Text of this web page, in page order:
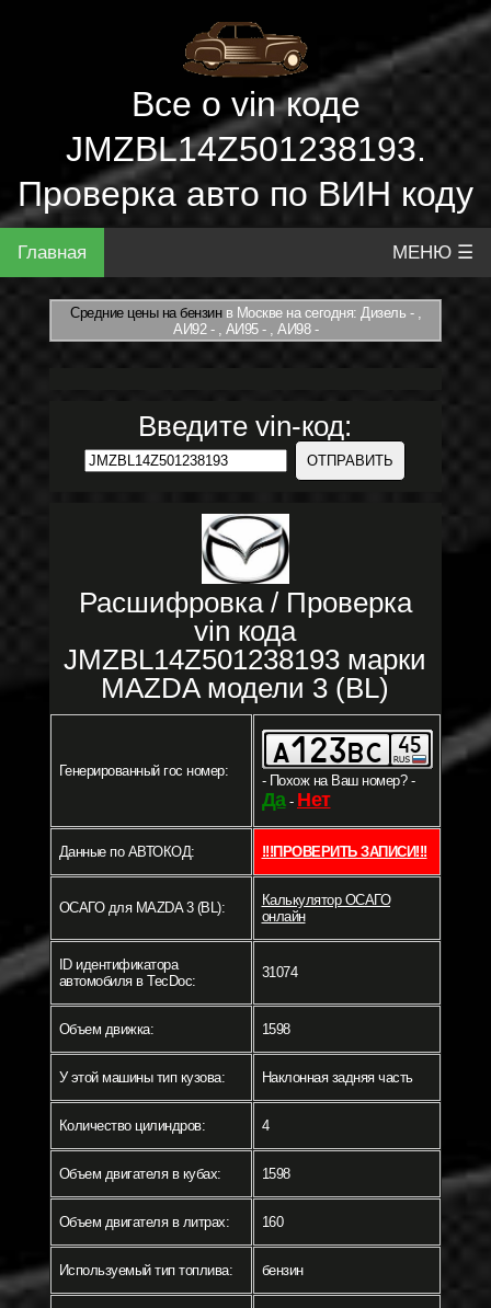
Все о vin коде
JMZBL14Z501238193.
Проверка авто по ВИН коду
Главная МЕНЮ ☰
Средние цены на бензинв Москве на сегодня: Дизель - ,
АИ92 - , АИ95 - , АИ98 -
Введите vin-код:
Расшифровка / Проверка
vin кода
JMZBL14Z501238193 марки
MAZDA модели 3 (BL)
Генерированный гос номер:
- Похож на Ваш номер? -
Да- Нет
Данные по АВТОКОД: !!!ПРОВЕРИТЬ ЗАПИСИ!!!
ОСАГО для MAZDA 3 (BL):
Калькулятор ОСАГО
онлайн
ID идентификатора
автомобиля в TecDoc:
31074
Объем движка: 1598
У этой машины тип кузова: Наклонная задняя часть
Количество цилиндров: 4
Объем двигателя в кубах: 1598
Объем двигателя в литрах: 160
Используемый тип топлива: бензин